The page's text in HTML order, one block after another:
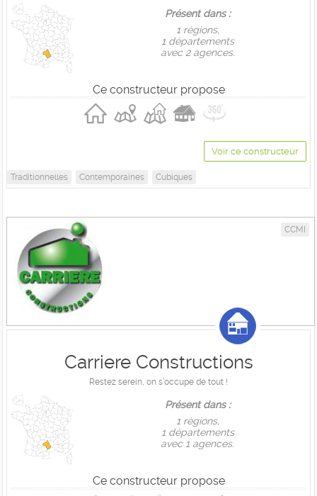
Présent dans :
1 règions,
1 départements
avec 2 agences.
Ce constructeur propose
Voir ce constructeur
Traditionnelles Contemporaines Cubiques
CCMI
Carriere Constructions
Restez serein, on s’occupe de tout !
Présent dans :
1 règions,
1 départements
avec 1 agences.
Ce constructeur propose